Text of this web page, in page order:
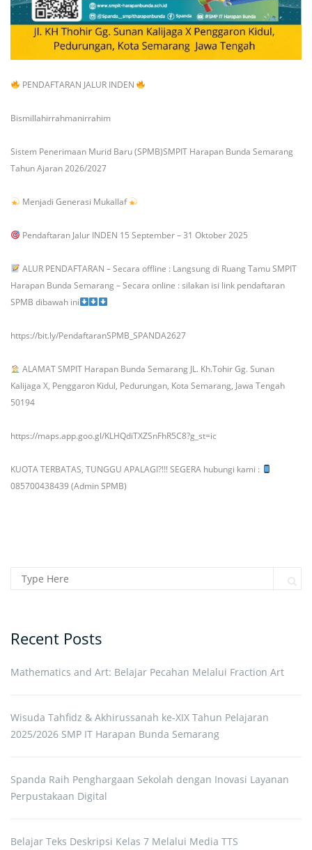
PENDAFTARAN JALUR INDEN
Bismillahirrahmanirrahim
Sistem Penerimaan Murid Baru (SPMB)SMPIT Harapan Bunda Semarang
Tahun Ajaran 2026/2027
Menjadi Generasi Mukallaf
Pendaftaran Jalur INDEN 15 September – 31 Oktober 2025
ALUR PENDAFTARAN – Secara offline : Langsung di Ruang Tamu SMPIT
Harapan Bunda Semarang – Secara online : silakan isi link pendaftaran
SPMB dibawah ini
https://bit.ly/PendaftaranSPMB_SPANDA2627
ALAMATSMPIT Harapan Bunda Semarang JL. Kh.Tohir Gg. Sunan
Kalijaga X, Penggaron Kidul, Pedurungan, Kota Semarang, Jawa Tengah
50194
https://maps.app.goo.gl/KLHQdiTXZSnFhR5C8?g_st=ic
KUOTA TERBATAS, TUNGGU APALAGI?!!! SEGERA hubungi kami :
085700438439 (Admin SPMB)
Search for:
Recent Posts
Mathematics and Art: Belajar Pecahan Melalui Fraction Art
Wisuda Tahfidz & Akhirussanah ke-XIX Tahun Pelajaran
2025/2026 SMP IT Harapan Bunda Semarang
Spanda Raih Penghargaan Sekolah dengan Inovasi Layanan
Perpustakaan Digital
Belajar Teks Deskripsi Kelas 7 Melalui Media TTS